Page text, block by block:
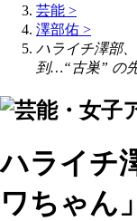
芸能 >
澤部佑 >
ハライチ澤部
到…“古巣” の
ハライチ
ワちゃん